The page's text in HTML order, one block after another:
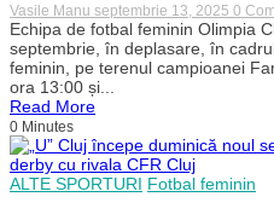
Vasile Manu septembrie 13, 2025 0
Echipa de fotbal feminin Olimpia
septembrie, în deplasare, în
feminin, pe terenul campioanei
ora 13:00 și...
Read More
0 Minutes
ALTE SPORTURI Fotbal feminin